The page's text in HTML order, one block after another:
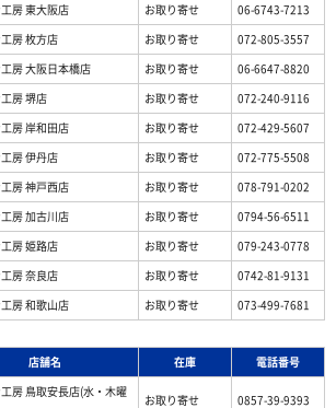
房 東大阪店 お取り寄せ
06-6743-7213
房 枚方店 お取り寄せ
072-805-3557
房 大阪日本橋店 お取り寄せ
06-6647-8820
房 堺店 お取り寄せ
072-240-9116
房 岸和田店 お取り寄せ
072-429-5607
房 伊丹店 お取り寄せ
072-775-5508
房 神戸西店 お取り寄せ
078-791-0202
房 加古川店 お取り寄せ
0794-56-6511
房 姫路店 お取り寄せ
079-243-0778
房 奈良店 お取り寄せ
0742-81-9131
房 和歌山店 お取り寄せ 073-499-7681
店舗名 在庫 電話番号
房 鳥取安長店(水・木曜
お取り寄せ 0857-39-9393